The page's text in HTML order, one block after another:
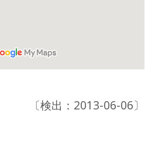
〔検出：2013-06-06〕